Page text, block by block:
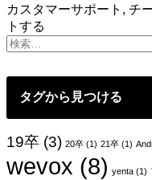
カスタマーサポート , チ
トする
タグから見つける
19卒 (3) 20卒 (1) 21卒 (1)
wevox (8) yenta (1)